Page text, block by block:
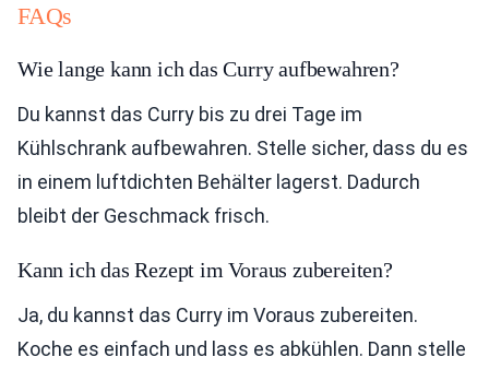
FAQs
Wie lange kann ich das Curry aufbewahren?
Du kannst das Curry bis zu drei Tage im
Kühlschrank aufbewahren. Stelle sicher, dass du es
in einem luftdichten Behälter lagerst. Dadurch
bleibt der Geschmack frisch.
Kann ich das Rezept im Voraus zubereiten?
Ja, du kannst das Curry im Voraus zubereiten.
Koche es einfach und lass es abkühlen. Dann stelle